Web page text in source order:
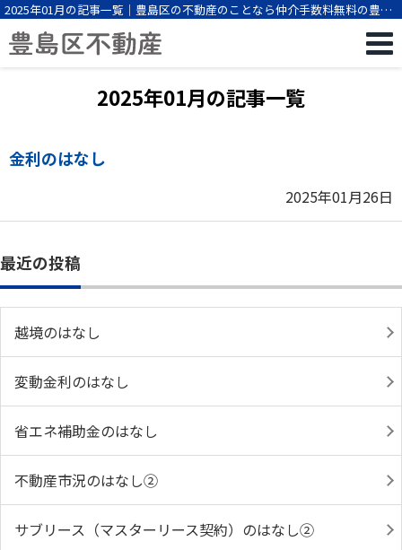
2025年01月の記事一覧｜豊島区の不動産のことなら仲介手数料無料の豊島
区不動産
2025年01月の記事一覧
金利のはなし
2025年01月26日
最近の投稿
越境のはなし
変動金利のはなし
省エネ補助金のはなし
不動産市況のはなし②
サブリース（マスターリース契約）のはなし②